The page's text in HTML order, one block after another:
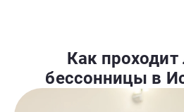
Как проходит
бессонницы в